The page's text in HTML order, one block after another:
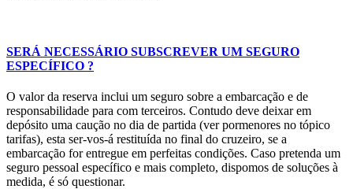
SERÁ NECESSÁRIO SUBSCREVER UM SEGURO
ESPECÍFICO ?
O valor da reserva inclui um seguro sobre a embarcação e de
responsabilidade para com terceiros. Contudo deve deixar em
depósito uma caução no dia de partida (ver pormenores no tópico
tarifas), esta ser-vos-á restituída no final do cruzeiro, se a
embarcação for entregue em perfeitas condições. Caso pretenda um
seguro pessoal específico e mais completo, dispomos de soluções à
medida, é só questionar.